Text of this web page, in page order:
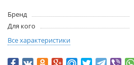
Бренд
Для кого
Все характеристики